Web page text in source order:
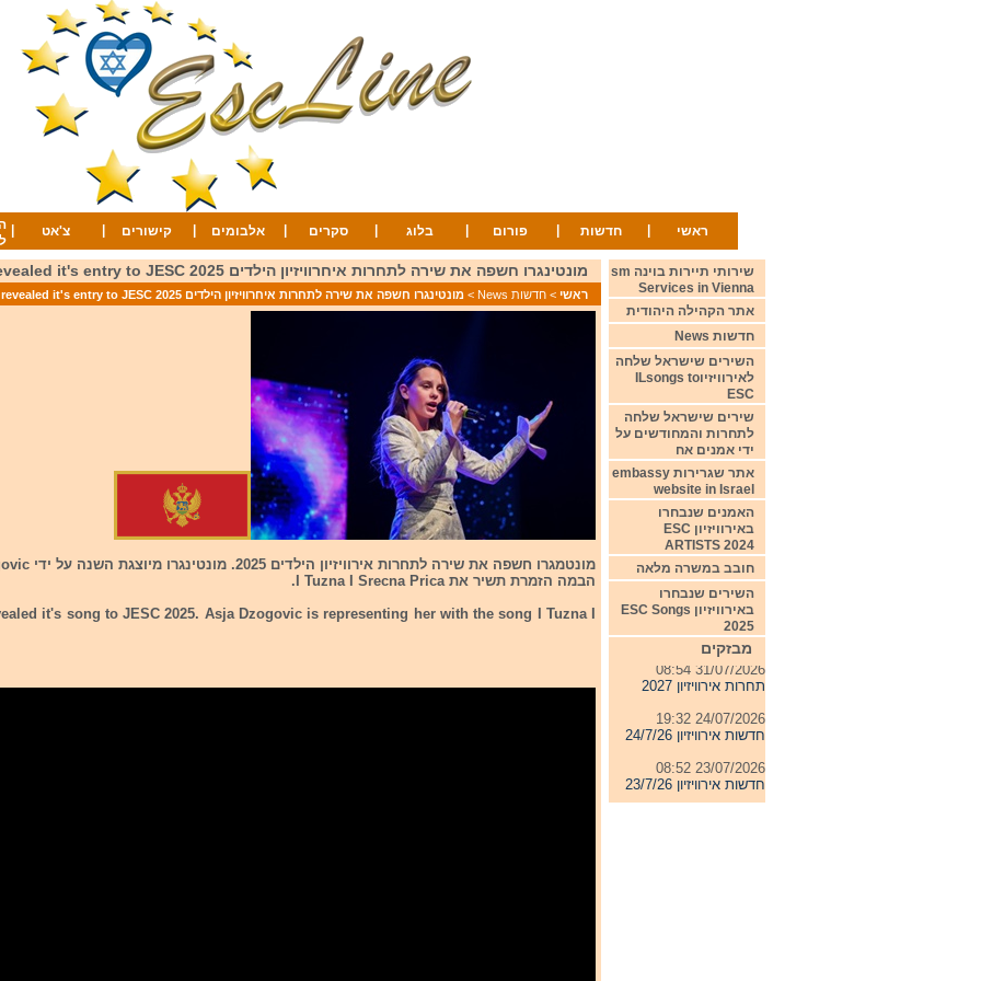
ראשי חדשות פורום בלוג סקרים אלבומים קישורים צ'אט
מונטינגרו חשפה את שירה לתחרות איחרוויזיון הילדים 2025 Montenegro revealed it's entry to JESC
ראשי > חדשות News > מונטינגרו חשפה את שירה לתחרות איחרוויזיון הילדים 2025 Montenegro revealed it's entry to JESC
הבמה הזמרת תשיר את I Tuzna I Srecna Prica.
it's song to JESC 2025. Asja Dzogovic is representing her with the song I Tuzna I
שירותי תיירות בוינה sm
Services in Vienna
אתר הקהילה היהודית
חדשות News
השירים שישראל שלחה
לאירוויזיוILsongs to
ESC
שירים שישראל שלחה
לתחרות והמחודשים על
ידי אמנים אח
אתר שגרירות embassy
website in Israel
האמנים שנבחרו
באירוויזיון ESC
ARTISTS 2024
חובב במשרה מלאה
השירים שנבחרו
באירוויזיון ESC Songs
2025
מבזקים
04/08/2026 11:06
חדשות אירוויזיון 4/8/26
31/07/2026 08:54
תחרות אירוויזיון 2027
24/07/2026 19:32
חדשות אירוויזיון 24/7/26
23/07/2026 08:52
חדשות אירוויזיון 23/7/26